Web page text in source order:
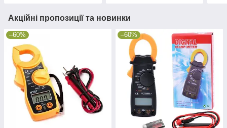
Акційні пропозиції та новинки
–60% –60%